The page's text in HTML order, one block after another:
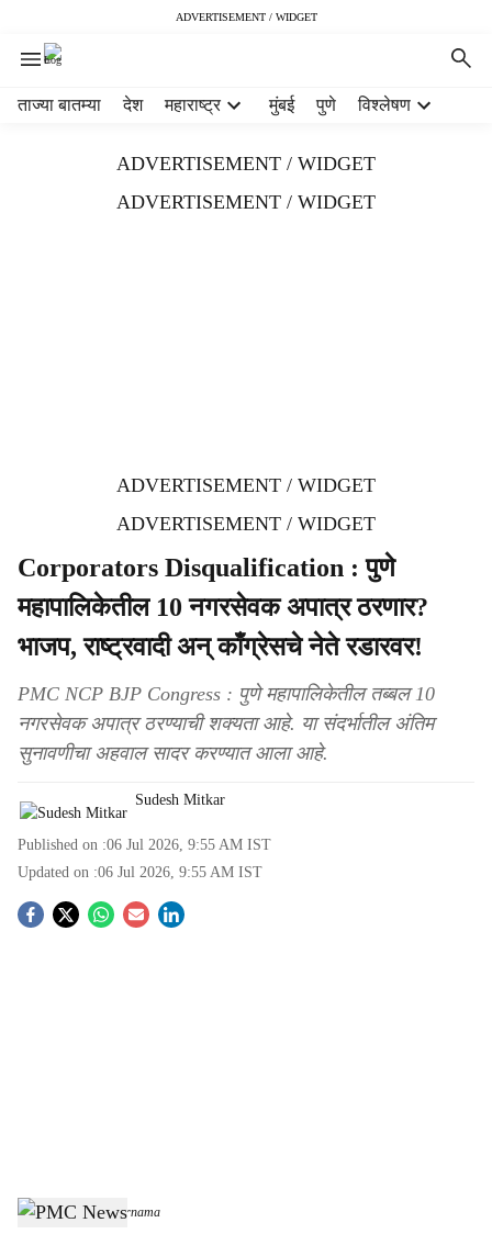
ADVERTISEMENT / WIDGET
ताज्या बातम्या देश महाराष्ट्र मुंबई पुणे विश्लेषण
ADVERTISEMENT / WIDGET
ADVERTISEMENT / WIDGET
ADVERTISEMENT / WIDGET
ADVERTISEMENT / WIDGET
Corporators Disqualification : पुणे
महापालिकेतील 10 नगरसेवक अपात्र ठरणार?
भाजप, राष्ट्रवादी अन् काँग्रेसचे नेते रडारवर!
PMC NCP BJP Congress : पुणे महापालिकेतील तब्बल 10
नगरसेवक अपात्र ठरण्याची शक्यता आहे. या संदर्भातील अंतिम
सुनावणीचा अहवाल सादर करण्यात आला आहे.
Sudesh Mitkar
Published on :06 Jul 2026, 9:55 AM IST
Updated on :06 Jul 2026, 9:55 AM IST
S
PMC News -Sarkarnama